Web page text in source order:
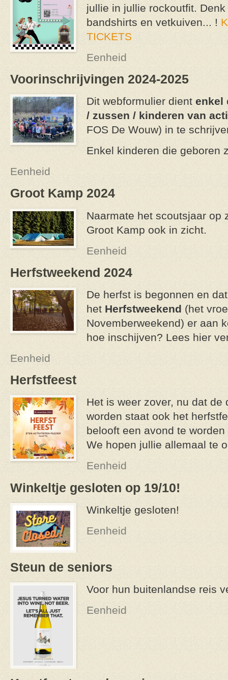
jullie in jullie rockoutfit.
bandshirts en vetkuiven... !
TICKETS
Eenheid
Voorinschrijvingen 2024-2025
Dit webformulier dient enkel
/ zussen / kinderen van
FOS De Wouw) in te
Enkel kinderen die geboren
Eenheid
Groot Kamp 2024
Naarmate het scoutsjaar op
Groot Kamp ook in zicht.
Eenheid
Herfstweekend 2024
De herfst is begonnen en
het Herfstweekend (het
Novemberweekend) er aan
hoe inschijven? Lees hier
Eenheid
Herfstfeest
Het is weer zover, nu dat de
worden staat ook het
belooft een avond te
We hopen jullie allemaal te
Eenheid
Winkeltje gesloten op 19/10!
Winkeltje gesloten!
Eenheid
Steun de seniors
Voor hun buitenlandse reis
Eenheid